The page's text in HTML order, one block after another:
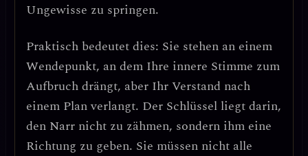
Ungewisse zu springen.
Praktisch bedeutet dies: Sie stehen an einem
Wendepunkt, an dem Ihre innere Stimme zum
Aufbruch drängt, aber Ihr Verstand nach
einem Plan verlangt. Der Schlüssel liegt darin,
den Narr nicht zu zähmen, sondern ihm eine
Richtung zu geben. Sie müssen nicht alle